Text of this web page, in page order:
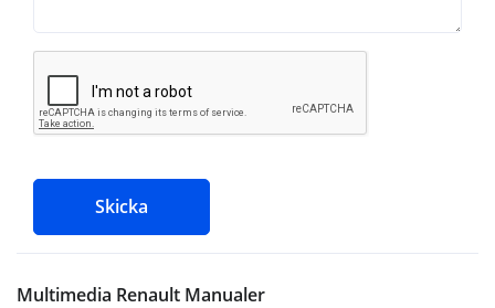
Skicka
Multimedia Renault Manualer